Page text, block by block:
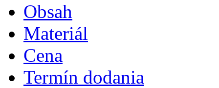
Obsah
Materiál
Cena
Termín dodania